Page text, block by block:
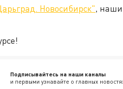
Новосибирск", наши
Подписывайтесь на наши каналы
и первыми узнавайте о главных